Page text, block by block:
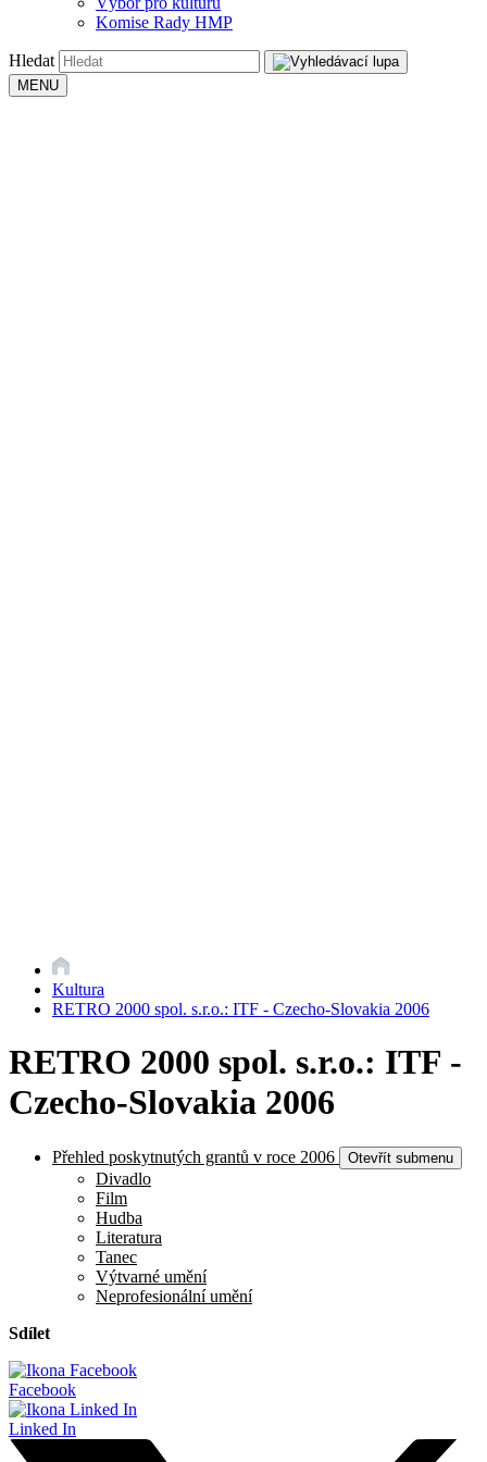
Komise Rady HMP
Hledat
MENU
Kultura
RETRO 2000 spol. s.r.o.: ITF - Czecho-Slovakia 2006
RETRO 2000 spol. s.r.o.: ITF -
Czecho-Slovakia 2006
Přehled poskytnutých grantů v roce 2006 Otevřít submenu
Divadlo
Film
Hudba
Literatura
Tanec
Výtvarné umění
Neprofesionální umění
Sdílet
Facebook
Linked In